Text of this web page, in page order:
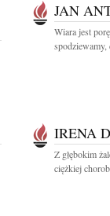
JAN
Wiara jest
IRENA
Z głębokim
ciężkiej